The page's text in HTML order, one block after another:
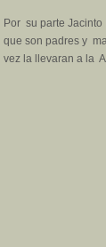
Por su parte
que son padres y
vez la llevaran a la